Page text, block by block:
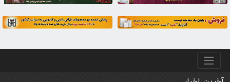
منو پایین